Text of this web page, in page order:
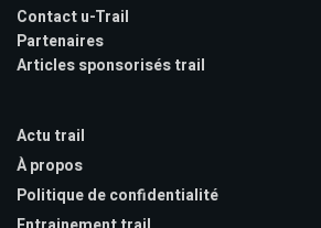
Contact u-Trail
Partenaires
Articles sponsorisés trail
Actu trail
À propos
Politique de confidentialité